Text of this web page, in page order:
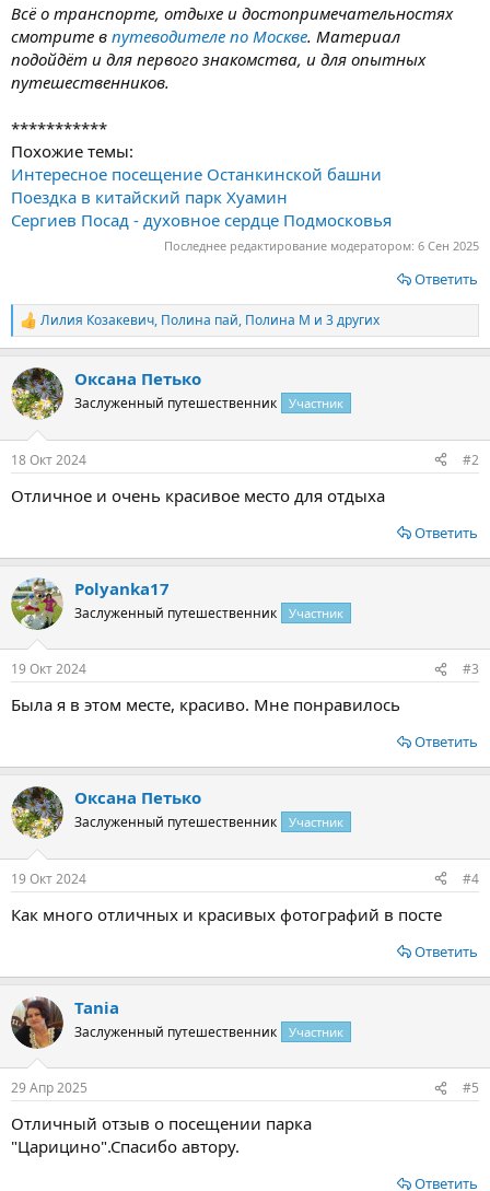
Всё о транспорте, отдыхе и достопримечательностях
смотрите в путеводителе по Москве. Материал
подойдёт и для первого знакомства, и для опытных
путешественников.
***********
Похожие темы:
Интересное посещение Останкинской башни
Поездка в китайский парк Хуамин
Сергиев Посад - духовное сердце Подмосковья
Последнее редактирование модератором: 6 Сен 2025
Ответить
Р
е
к
ц
и
Лилия Козакевич, Полина пай, Полина М и 3 других
Оксана Петько
Заслуженный путешественник Участник
18 Окт 2024 #2
Отличное и очень красивое место для отдыха
Ответить
Polyanka17
Заслуженный путешественник Участник
19 Окт 2024 #3
Была я в этом месте, красиво. Мне понравилось
Ответить
Оксана Петько
Заслуженный путешественник Участник
19 Окт 2024 #4
Как много отличных и красивых фотографий в посте
Ответить
Tania
Заслуженный путешественник Участник
29 Апр 2025 #5
Отличный отзыв о посещении парка
"Царицино".Спасибо автору.
Ответить